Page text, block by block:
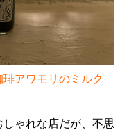
アワモリのミルク
ゃれな店だが、不思